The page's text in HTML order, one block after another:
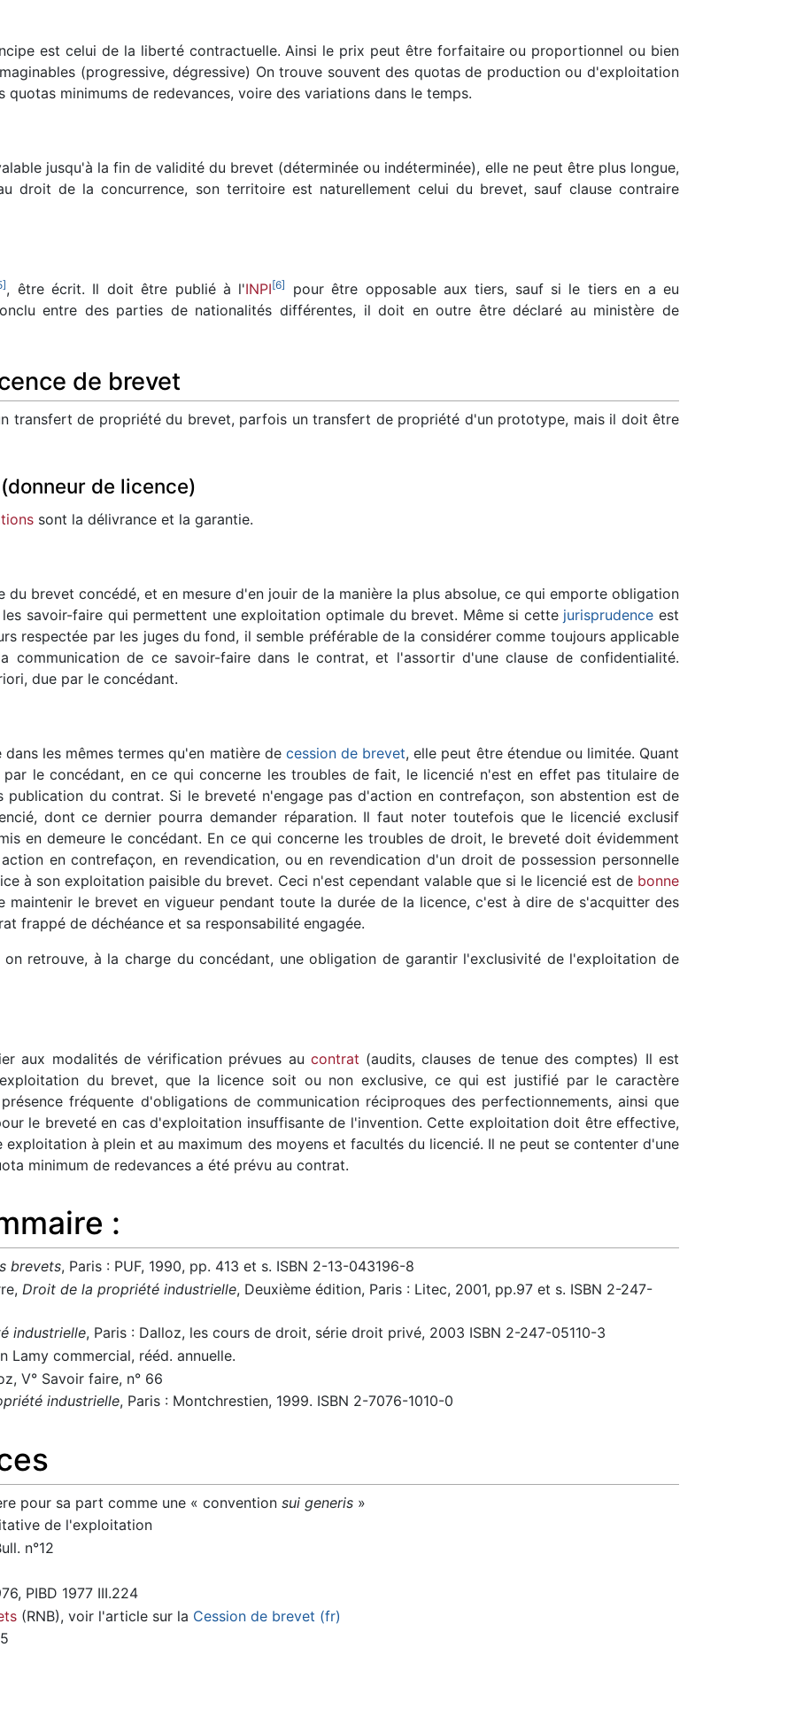
est celui de la liberté contractuelle. Ainsi le prix peut être forfaitaire ou proportionnel ou bien
(progressive, dégressive) On trouve souvent des quotas de production ou d'exploitation
quotas minimums de redevances, voire des variations dans le temps.
jusqu'à la fin de validité du brevet (déterminée ou indéterminée), elle ne peut être plus longue,
droit de la concurrence, son territoire est naturellement celui du brevet, sauf clause contraire
], être écrit. Il doit être publié à l'INPI[6]
pour être opposable aux tiers, sauf si le tiers en a eu
entre des parties de nationalités différentes, il doit en outre être déclaré au ministère de
de brevet
transfert de propriété du brevet, parfois un transfert de propriété d'un prototype, mais il doit être
de licence)
sont la délivrance et la garantie.
du brevet concédé, et en mesure d'en jouir de la manière la plus absolue, ce qui emporte obligation
savoir-faire qui permettent une exploitation optimale du brevet. Même si cette jurisprudence est
respectée par les juges du fond, il semble préférable de la considérer comme toujours applicable
communication de ce savoir-faire dans le contrat, et l'assortir d'une clause de confidentialité.
due par le concédant.
les mêmes termes qu'en matière de cession de brevet, elle peut être étendue ou limitée. Quant
le concédant, en ce qui concerne les troubles de fait, le licencié n'est en effet pas titulaire de
publication du contrat. Si le breveté n'engage pas d'action en contrefaçon, son abstention est de
dont ce dernier pourra demander réparation. Il faut noter toutefois que le licencié exclusif
en demeure le concédant. En ce qui concerne les troubles de droit, le breveté doit évidemment
en contrefaçon, en revendication, ou en revendication d'un droit de possession personnelle
à son exploitation paisible du brevet. Ceci n'est cependant valable que si le licencié est de bonne
maintenir le brevet en vigueur pendant toute la durée de la licence, c'est à dire de s'acquitter des
frappé de déchéance et sa responsabilité engagée.
on retrouve, à la charge du concédant, une obligation de garantir l'exclusivité de l'exploitation de
aux modalités de vérification prévues au contrat (audits, clauses de tenue des comptes) Il est
du brevet, que la licence soit ou non exclusive, ce qui est justifié par le caractère
fréquente d'obligations de communication réciproques des perfectionnements, ainsi que
le breveté en cas d'exploitation insuffisante de l'invention. Cette exploitation doit être effective,
exploitation à plein et au maximum des moyens et facultés du licencié. Il ne peut se contenter d'une
minimum de redevances a été prévu au contrat.
:
brevets, Paris : PUF, 1990, pp. 413 et s. ISBN 2-13-043196-8
Droit de la propriété industrielle, Deuxième édition, Paris : Litec, 2001, pp.97 et s. ISBN 2-247-
industrielle, Paris : Dalloz, les cours de droit, série droit privé, 2003 ISBN 2-247-05110-3
Lamy commercial, rééd. annuelle.
V° Savoir faire, n° 66
industrielle, Paris : Montchrestien, 1999. ISBN 2-7076-1010-0
pour sa part comme une « convention sui generis»
de l'exploitation
n°12
PIBD 1977 III.224
(RNB), voir l'article sur la Cession de brevet (fr)